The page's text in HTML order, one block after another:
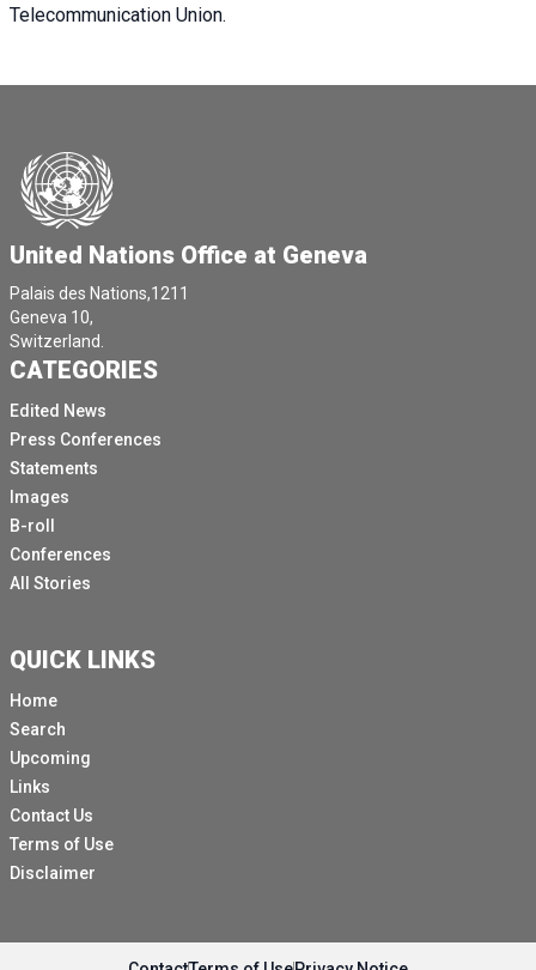
Telecommunication Union.
United Nations Office at Geneva
Palais des Nations,1211
Geneva 10,
Switzerland.
CATEGORIES
Edited News
Press Conferences
Statements
Images
B-roll
Conferences
All Stories
QUICK LINKS
Home
Search
Upcoming
Links
Contact Us
Terms of Use
Disclaimer